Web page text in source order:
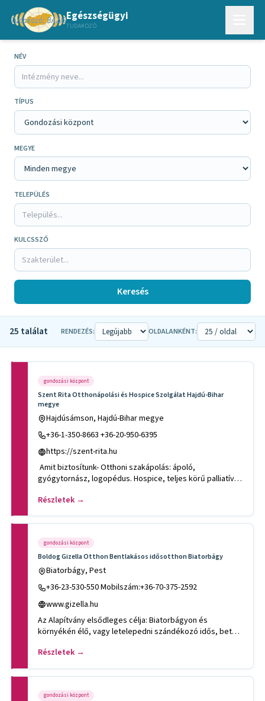
Egészségügyi
TUDAKOZÓ
NÉV
TÍPUS
MEGYE
TELEPÜLÉS
KULCSSZÓ
Keresés
25 találat RENDEZÉS: OLDALANKÉNT:
gondozási központ
Szent Rita Otthonápolási és Hospice Szolgálat Hajdú-Bihar
megye
Hajdúsámson, Hajdú-Bihar megye
+36-1-350-8663 +36-20-950-6395
https://szent-rita.hu
Amit biztosítunk- Otthoni szakápolás: ápoló,
gyógytornász, logopédus. Hospice, teljes körű palliatív
Részletek →
gondozási központ
Boldog Gizella Otthon Bentlakásos idősotthon Biatorbágy
Biatorbágy, Pest
+36-23-530-550 Mobilszám:+36-70-375-2592
www.gizella.hu
Az Alapítvány elsődleges célja: Biatorbágyon és
környékén élő, vagy letelepedni szándékozó idős, beteg
Részletek →
gondozási központ